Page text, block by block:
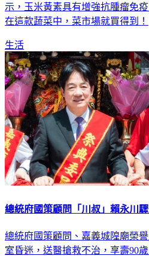
癌症是台灣十大死因榜首，平日
示，玉米黃素具有增強抗腫瘤免
生活
總統府國策顧問、嘉義城隍廟榮